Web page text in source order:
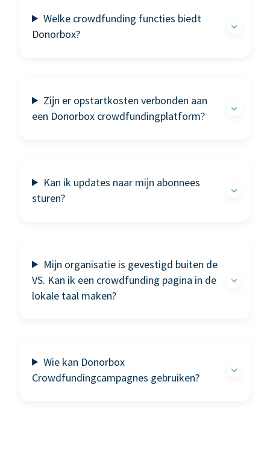
Welke crowdfunding functies biedt
Donorbox?
Zijn er opstartkosten verbonden aan
een Donorbox crowdfundingplatform?
Kan ik updates naar mijn abonnees
sturen?
Mijn organisatie is gevestigd buiten de
VS. Kan ik een crowdfunding pagina in de
lokale taal maken?
Wie kan Donorbox
Crowdfundingcampagnes gebruiken?